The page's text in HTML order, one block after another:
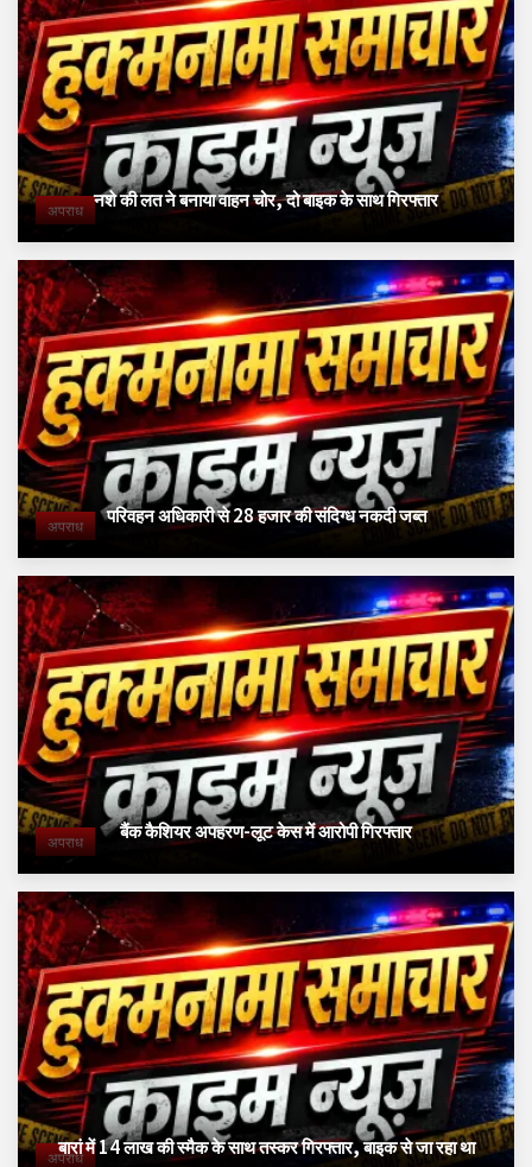
अपराध नशे की लत ने बनाया वाहन चोर, दो बाइक के साथ गिरफ्तार
अपराध परिवहन अधिकारी से 28 हजार की संदिग्ध नकदी जब्त
अपराध बैंक कैशियर अपहरण-लूट केस में आरोपी गिरफ्तार
अपराध
बारां में 14 लाख की स्मैक के साथ तस्कर गिरफ्तार, बाइक से जा रहा था